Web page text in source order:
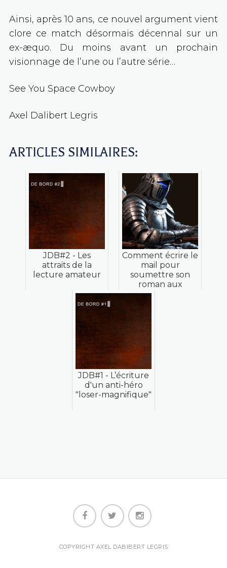
Ainsi, après 10 ans, ce nouvel argument vient
clore ce match désormais décennal sur un
ex-æquo. Du moins avant un prochain
visionnage de l’une ou l’autre série…
See You Space Cowboy
Axel Dalibert Legris
ARTICLES SIMILAIRES:
JDB#2 - Les
attraits de la
lecture amateur
Comment écrire le
mail pour
soumettre son
roman aux
maisons d'édition
JDB#1 - L’écriture
d'un anti-héro
"loser-magnifique"
COPYRIGHT AXEL DABIBERT LEGRIS